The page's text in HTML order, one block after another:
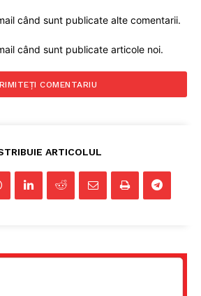
când sunt publicate alte comentarii.
când sunt publicate articole noi.
ARTICOLUL